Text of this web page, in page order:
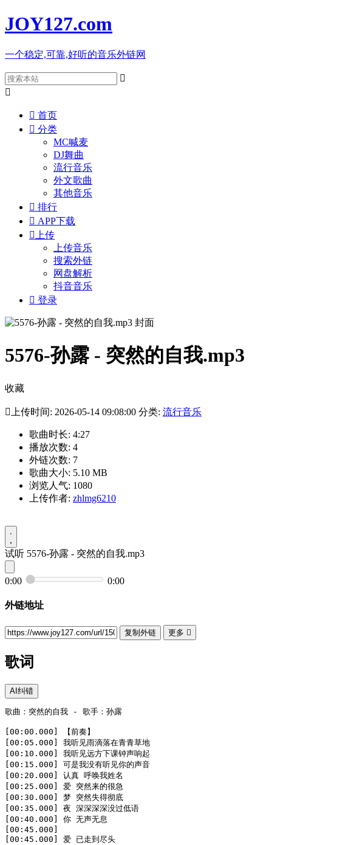
JOY127.com
一个稳定,可靠,好听的音乐外链网


 首页
 分类
MC喊麦
DJ舞曲
流行音乐
外文歌曲
其他音乐
 排行
 APP下载
 上传
上传音乐
搜索外链
网盘解析
抖音音乐
 登录
5576-孙露 - 突然的自我.mp3
收藏
 上传时间: 2026-05-14 09:08:00 分类: 流行音乐
歌曲时长: 4:27
播放次数: 4
外链次数: 7
歌曲大小: 5.10 MB
浏览人气: 1080
上传作者: zhlmg6210
试听 5576-孙露 - 突然的自我.mp3
0:00 0:00
外链地址
复制外链 更多 
歌词
AI纠错
歌曲：突然的自我 - 歌手：孙露
[00:00.000] 【前奏】
[00:05.000] 我听见雨滴落在青青草地
[00:10.000] 我听见远方下课钟声响起
[00:15.000] 可是我没有听见你的声音
[00:20.000] 认真 呼唤我姓名
[00:25.000] 爱 突然来的很急
[00:30.000] 梦 突然失得彻底
[00:35.000] 夜 深深深深没过低语
[00:40.000] 你 无声无息
[00:45.000]
[00:45.000] 爱 已走到尽头